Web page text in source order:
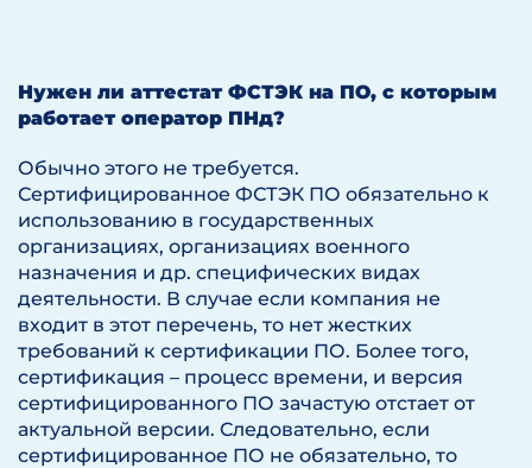
Нужен ли аттестат ФСТЭК на ПО, с которым
работает оператор ПНд?
Обычно этого не требуется.
Сертифицированное ФСТЭК ПО обязательно к
использованию в государственных
организациях, организациях военного
назначения и др. специфических видах
деятельности. В случае если компания не
входит в этот перечень, то нет жестких
требований к сертификации ПО. Более того,
сертификация – процесс времени, и версия
сертифицированного ПО зачастую отстает от
актуальной версии. Следовательно, если
сертифицированное ПО не обязательно, то